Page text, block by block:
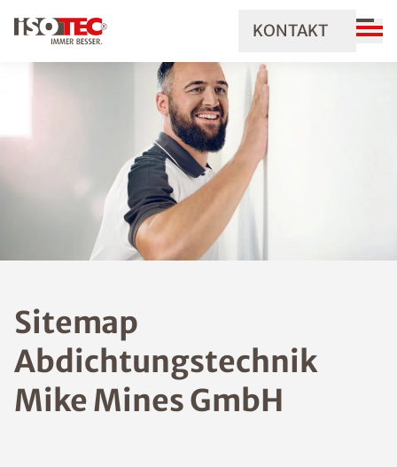
KONTAKT
Sitemap
Abdichtungstechnik
Mike Mines GmbH